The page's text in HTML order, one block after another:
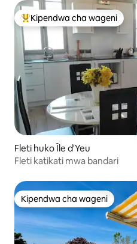
Kipendwa maarufu cha
Kipendwa cha wageni
Fleti huko Île d'Yeu
Fleti katikati mwa bandari
Kipendwa cha wageni
Kipendwa cha wageni